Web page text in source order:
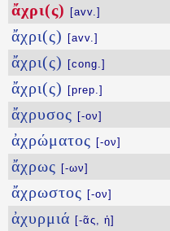
ἄχρι(ς) [avv.]
ἄχρι(ς) [avv.]
ἄχρι(ς) [cong.]
ἄχρι(ς) [prep.]
ἄχρυσος [-ον]
ἀχρώματος [-ον]
ἄχρως [-ων]
ἄχρωστος [-ον]
ἀχυρμιά [-ᾶς, ἡ]